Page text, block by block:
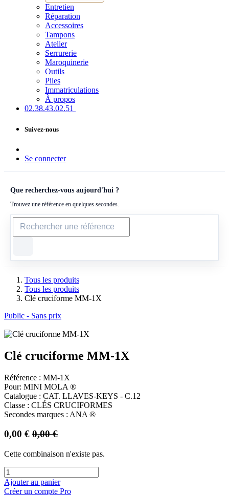
Entretien
Réparation
Accessoires
Tampons
Atelier
Serrurerie
Maroquinerie
Outils
Piles
Immatriculations
À propos
02.38.43​.02.51
Suivez-nous
Se connecter
Que recherchez-vous aujourd'hui ?
Trouvez une référence en quelques secondes.
Tous les produits
Tous les produits
Clé cruciforme MM-1X
Public - Sans prix
Clé cruciforme MM-1X
Référence : MM-1X
Pour: MINI MOLA ®
Catalogue : CAT. LLAVES-KEYS - C.12
Classe : CLÉS CRUCIFORMES
Secondes marques : ANA ®
0,00 € 0,00€
Cette combinaison n'existe pas.
Ajouter au panier
Créer un compte Pro